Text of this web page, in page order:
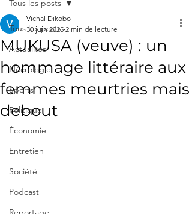
Tous les posts
Actualités
Nécrologie
Sports
Politique
Économie
Entretien
Société
Podcast
Tous les posts
MUKUSA (veuve) : un
hommage littéraire aux
femmes meurtries mais
debout
Vichal Dikobo
30 juin 2025 2 min de lecture